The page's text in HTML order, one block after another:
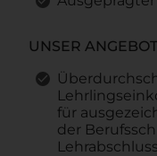
UNSER ANGEBOT
für
der